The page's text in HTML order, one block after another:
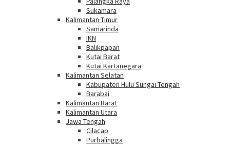
Sukamara
Kalimantan Timur
Samarinda
IKN
Balikpapan
Kutai Barat
Kutai Kartanegara
Kalimantan Selatan
Kabupaten Hulu Sungai Tengah
Barabai
Kalimantan Barat
Kalimantan Utara
Jawa Tengah
Cilacap
Purbalingga